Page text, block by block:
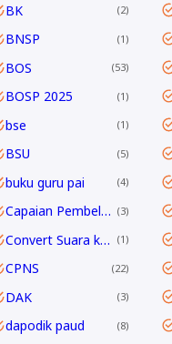
BK 2
BNSP 1
BOS 53
BOSP 2025 1
bse 1
BSU 5
buku guru pai 4
Capaian Pembelajaran 3
Convert Suara ke Text 1
CPNS 22
DAK 3
dapodik paud 8